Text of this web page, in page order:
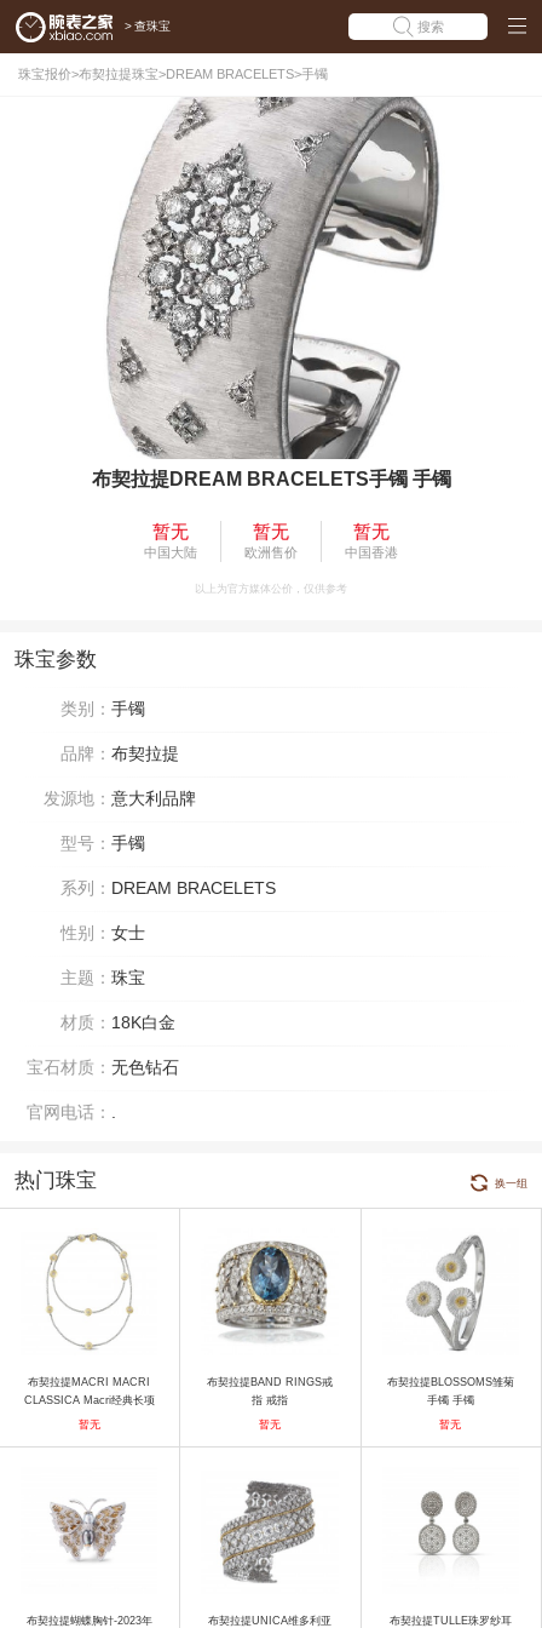
> 查珠宝 搜索
珠宝报价>布契拉提珠宝>DREAM BRACELETS>手镯
布契拉提DREAM BRACELETS手镯 手镯
暂无
中国大陆
暂无
欧洲售价
暂无
中国香港
以上为官方媒体公价，仅供参考
珠宝参数
类别： 手镯
品牌： 布契拉提
发源地： 意大利品牌
型号： 手镯
系列： DREAM BRACELETS
性别： 女士
主题： 珠宝
材质： 18K白金
宝石材质： 无色钻石
官网电话：
热门珠宝 换一组
布契拉提MACRI MACRI
CLASSICA Macri经典长项
链 项链
暂无
布契拉提BAND RINGS戒
指 戒指
暂无
布契拉提BLOSSOMS雏菊
手镯 手镯
暂无
布契拉提蝴蝶胸针-2023年 布契拉提UNICA维多利亚 布契拉提TULLE珠罗纱耳